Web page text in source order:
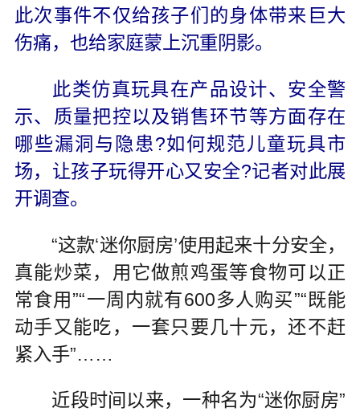
此次事件不仅给孩子们的身体带来巨大
伤痛，也给家庭蒙上沉重阴影。
此类仿真玩具在产品设计、安全警
示、质量把控以及销售环节等方面存在
哪些漏洞与隐患?如何规范儿童玩具市
场，让孩子玩得开心又安全?记者对此展
开调查。
“这款‘迷你厨房’使用起来十分安全，
真能炒菜，用它做煎鸡蛋等食物可以正
常食用”“一周内就有600多人购买”“既能
动手又能吃，一套只要几十元，还不赶
紧入手”……
近段时间以来，一种名为“迷你厨房”